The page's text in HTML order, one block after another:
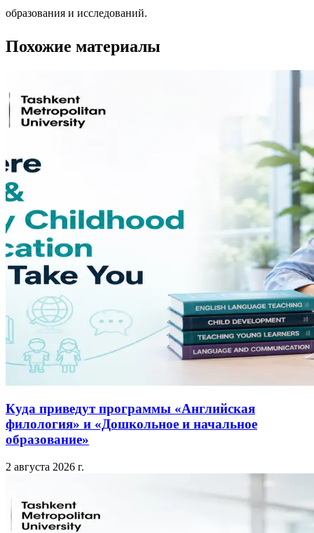
образования и исследований.
Похожие материалы
Куда приведут программы «Английская
филология» и «Дошкольное и начальное
образование»
2 августа 2026 г.